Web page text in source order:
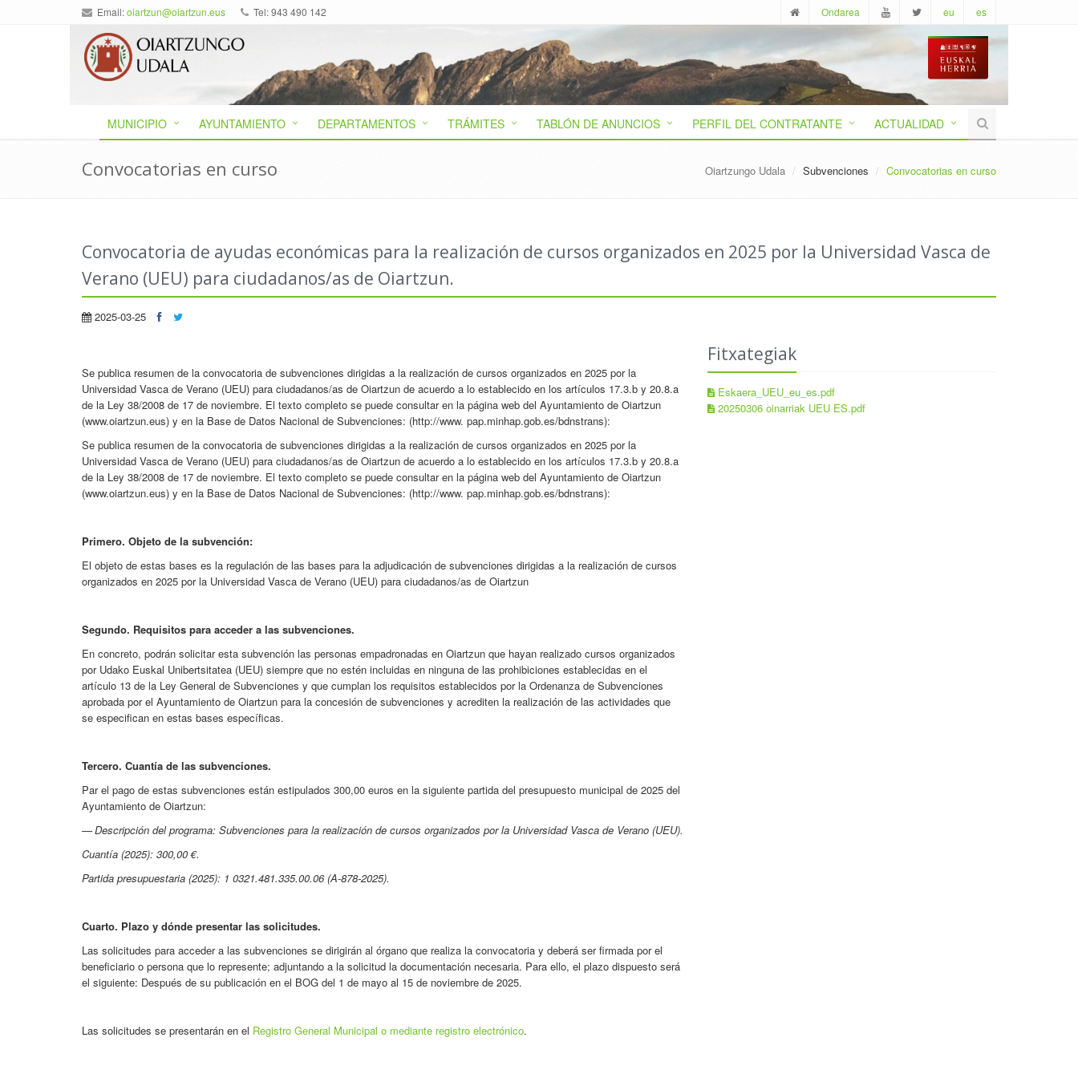
Email:oiartzun@oiartzun.eus Tel: 943 490 142 Ondarea eu es
MUNICIPIO AYUNTAMIENTO DEPARTAMENTOS TRÁMITES TABLÓN DE ANUNCIOS PERFIL DEL CONTRATANTE ACTUALIDAD
Convocatorias en curso Oiartzungo Udala Subvenciones Convocatorias en curso
Convocatoria de ayudas económicas para la realización de cursos organizados en 2025 por la Universidad Vasca de
Verano (UEU) para ciudadanos/as de Oiartzun.
2025-03-25
Se publica resumen de la convocatoria de subvenciones dirigidas a la realización de cursos organizados en 2025 por la
Universidad Vasca de Verano (UEU) para ciudadanos/as de Oiartzun de acuerdo a lo establecido en los artículos 17.3.b y 20.8.a
de la Ley 38/2008 de 17 de noviembre. El texto completo se puede consultar en la página web del Ayuntamiento de Oiartzun
(www.oiartzun.eus) y en la Base de Datos Nacional de Subvenciones: (http://www. pap.minhap.gob.es/bdnstrans):
Se publica resumen de la convocatoria de subvenciones dirigidas a la realización de cursos organizados en 2025 por la
Universidad Vasca de Verano (UEU) para ciudadanos/as de Oiartzun de acuerdo a lo establecido en los artículos 17.3.b y 20.8.a
de la Ley 38/2008 de 17 de noviembre. El texto completo se puede consultar en la página web del Ayuntamiento de Oiartzun
(www.oiartzun.eus) y en la Base de Datos Nacional de Subvenciones: (http://www. pap.minhap.gob.es/bdnstrans):
Primero. Objeto de la subvención:
El objeto de estas bases es la regulación de las bases para la adjudicación de subvenciones dirigidas a la realización de cursos
organizados en 2025 por la Universidad Vasca de Verano (UEU) para ciudadanos/as de Oiartzun
Segundo. Requisitos para acceder a las subvenciones.
En concreto, podrán solicitar esta subvención las personas empadronadas en Oiartzun que hayan realizado cursos organizados
por Udako Euskal Unibertsitatea (UEU) siempre que no estén incluidas en ninguna de las prohibiciones establecidas en el
artículo 13 de la Ley General de Subvenciones y que cumplan los requisitos establecidos por la Ordenanza de Subvenciones
aprobada por el Ayuntamiento de Oiartzun para la concesión de subvenciones y acrediten la realización de las actividades que
se especifican en estas bases específicas.
Tercero. Cuantía de las subvenciones.
Par el pago de estas subvenciones están estipulados 300,00 euros en la siguiente partida del presupuesto municipal de 2025 del
Ayuntamiento de Oiartzun:
—Descripción del programa: Subvenciones para la realización de cursos organizados por la Universidad Vasca de Verano (UEU).
Cuantía (2025): 300,00 €.
Partida presupuestaria (2025): 1 0321.481.335.00.06 (A-878-2025).
Cuarto. Plazo y dónde presentar las solicitudes.
Las solicitudes para acceder a las subvenciones se dirigirán al órgano que realiza la convocatoria y deberá ser firmada por el
beneficiario o persona que lo represente; adjuntando a la solicitud la documentación necesaria. Para ello, el plazo dispuesto será
el siguiente: Después de su publicación en el BOG del 1 de mayo al 15 de noviembre de 2025.
Las solicitudes se presentarán en el Registro General Municipal o mediante registro electrónico.
Fitxategiak
Eskaera_UEU_eu_es.pdf
20250306 oinarriak UEU ES.pdf